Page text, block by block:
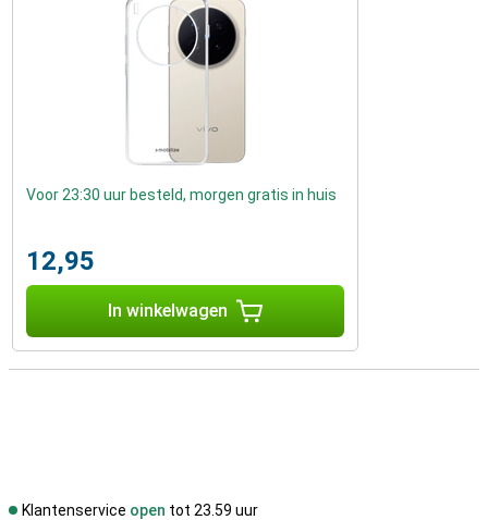
Voor 23:30 uur besteld, morgen gratis in huis
12,95
In winkelwagen
Klantenservice open tot 23.59 uur